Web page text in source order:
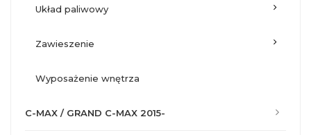
układ paliwowy
zawieszenie
wyposażenie wnętrza
C-MAX / GRAND C-MAX 2015-